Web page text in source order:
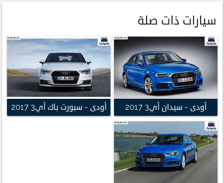
سيارات ذات صلة
أودى - سيدان أي3 2017 أودى - سبورت باك أي3 2017